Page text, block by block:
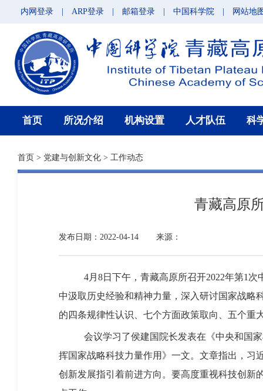
内网登录 ARP登录 邮箱登录 中国科学院 网站地
首页 所况介绍 机构设置 人才队伍 科
首页 > 党建与创新文化 > 工作动态
青藏高原
发布日期：2022-04-14 来源：
4月 8日下午，青藏高原所召开2022年第1 次
中汲取历史经验和精神力量，深入研讨国家战略
的四条规律性认识、七个方面政策取向、五个重
会议学习了侯建国院长发表在《中央和国
挥国家战略科技力量作用》一文。文章指出，习
创新发展指引着前进方向。要高度重视科技创新